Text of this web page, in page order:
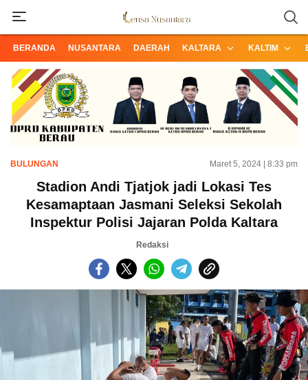
Lensa Nusantara
Informasi Terpercaya dari Nusantara
BERANDA NUSANTARA DAERAH KALTARA KALTIM
BULUNGAN Maret 5, 2024 | 8:33 pm
Stadion Andi Tjatjok jadi Lokasi Tes
Kesamaptaan Jasmani Seleksi Sekolah
Inspektur Polisi Jajaran Polda Kaltara
Redaksi